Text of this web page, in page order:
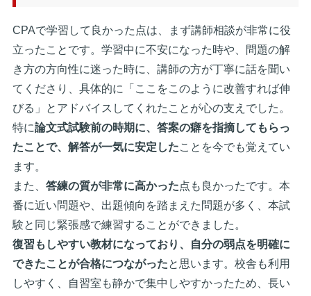
CPAで学習して良かった点は、まず講師相談が非常に役
立ったことです。学習中に不安になった時や、問題の解
き方の方向性に迷った時に、講師の方が丁寧に話を聞い
てくださり、具体的に「ここをこのように改善すれば伸
びる」とアドバイスしてくれたことが心の支えでした。
特に論文式試験前の時期に、答案の癖を指摘してもらっ
たことで、解答が一気に安定したことを今でも覚えてい
ます。
また、 答練の質が非常に高かった点も良かったです。本
番に近い問題や、出題傾向を踏まえた問題が多く、本試
験と同じ緊張感で練習することができました。
復習もしやすい教材になっており、自分の弱点を明確に
できたことが合格につながったと思います。校舎も利用
しやすく、自習室も静かで集中しやすかったため、長い